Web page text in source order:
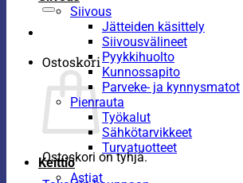
Ostoskori
Ostoskori on tyhjä.
Siivous
Jätteiden käsittely
Siivousvälineet
Pyykkihuolto
Kunnossapito
Parveke- ja kynnysmatot
Pienrauta
Työkalut
Sähkötarvikkeet
Turvatuotteet
Keittiö
Astiat